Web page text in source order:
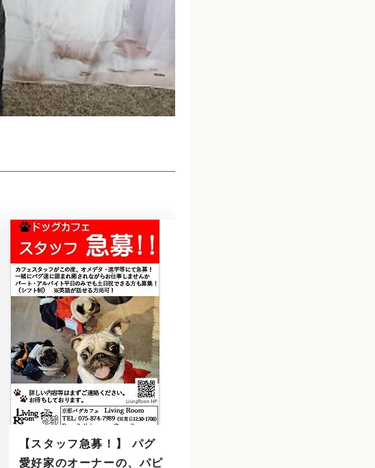
【スタッフ急募！】 パグ
愛好家のオーナーの、パピ